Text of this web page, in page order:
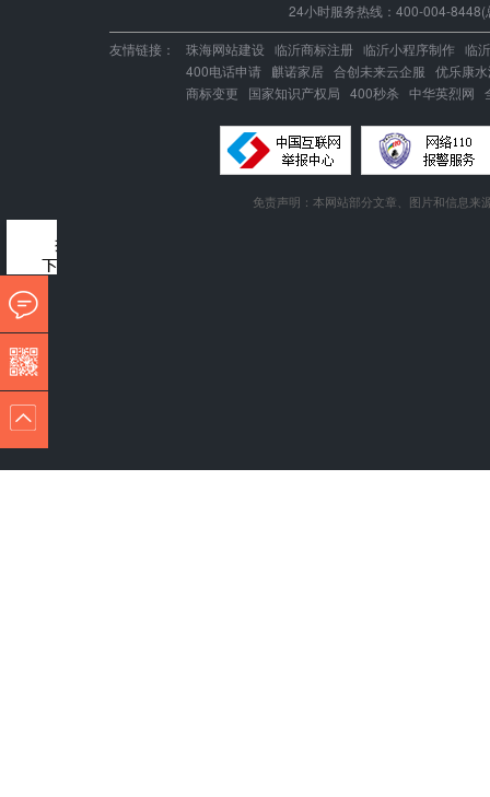
24小时服务热线：400-004-
友情链接： 珠海网站建设 临沂商标注册 临沂小程序制作 临
400电话申请 麒诺家居 合创未来云企服 优乐康
商标变更
国家知识产权局 400秒杀 中华英烈网
免责声明：本网站部分文章、图片和信息